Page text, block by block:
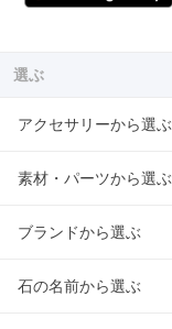
選ぶ
アクセサリーから選ぶ
素材・パーツから選ぶ
ブランドから選ぶ
石の名前から選ぶ